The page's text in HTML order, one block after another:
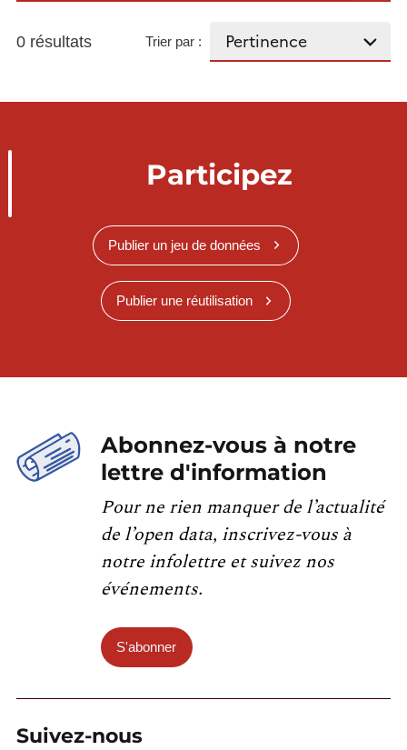
0 résultats Trier par :
Participez
Publier un jeu de données
Publier une réutilisation
Abonnez-vous à notre
lettre d'information
Pour ne rien manquer de l’actualité
de l’open data, inscrivez-vous à
notre infolettre et suivez nos
événements.
S'abonner
Suivez-nous